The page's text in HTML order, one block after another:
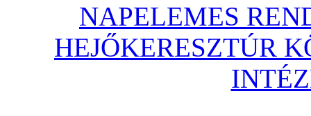
NAPELEMES
HEJŐKERESZTÚR